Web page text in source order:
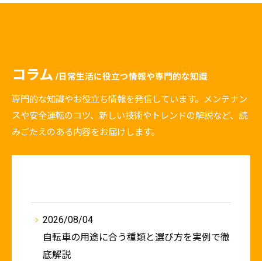
コラム 日常生活に役立つ情報や専門的な知識
専門的な知識やお役立ち情報を発信しています。メンテナン
スや安全運転のコツ、新しい技術やトレンドの解説など、読
みごたえのある内容をお届けします。
2026/08/04
自転車の用途に合う種類と選び方を実例で徹
底解説